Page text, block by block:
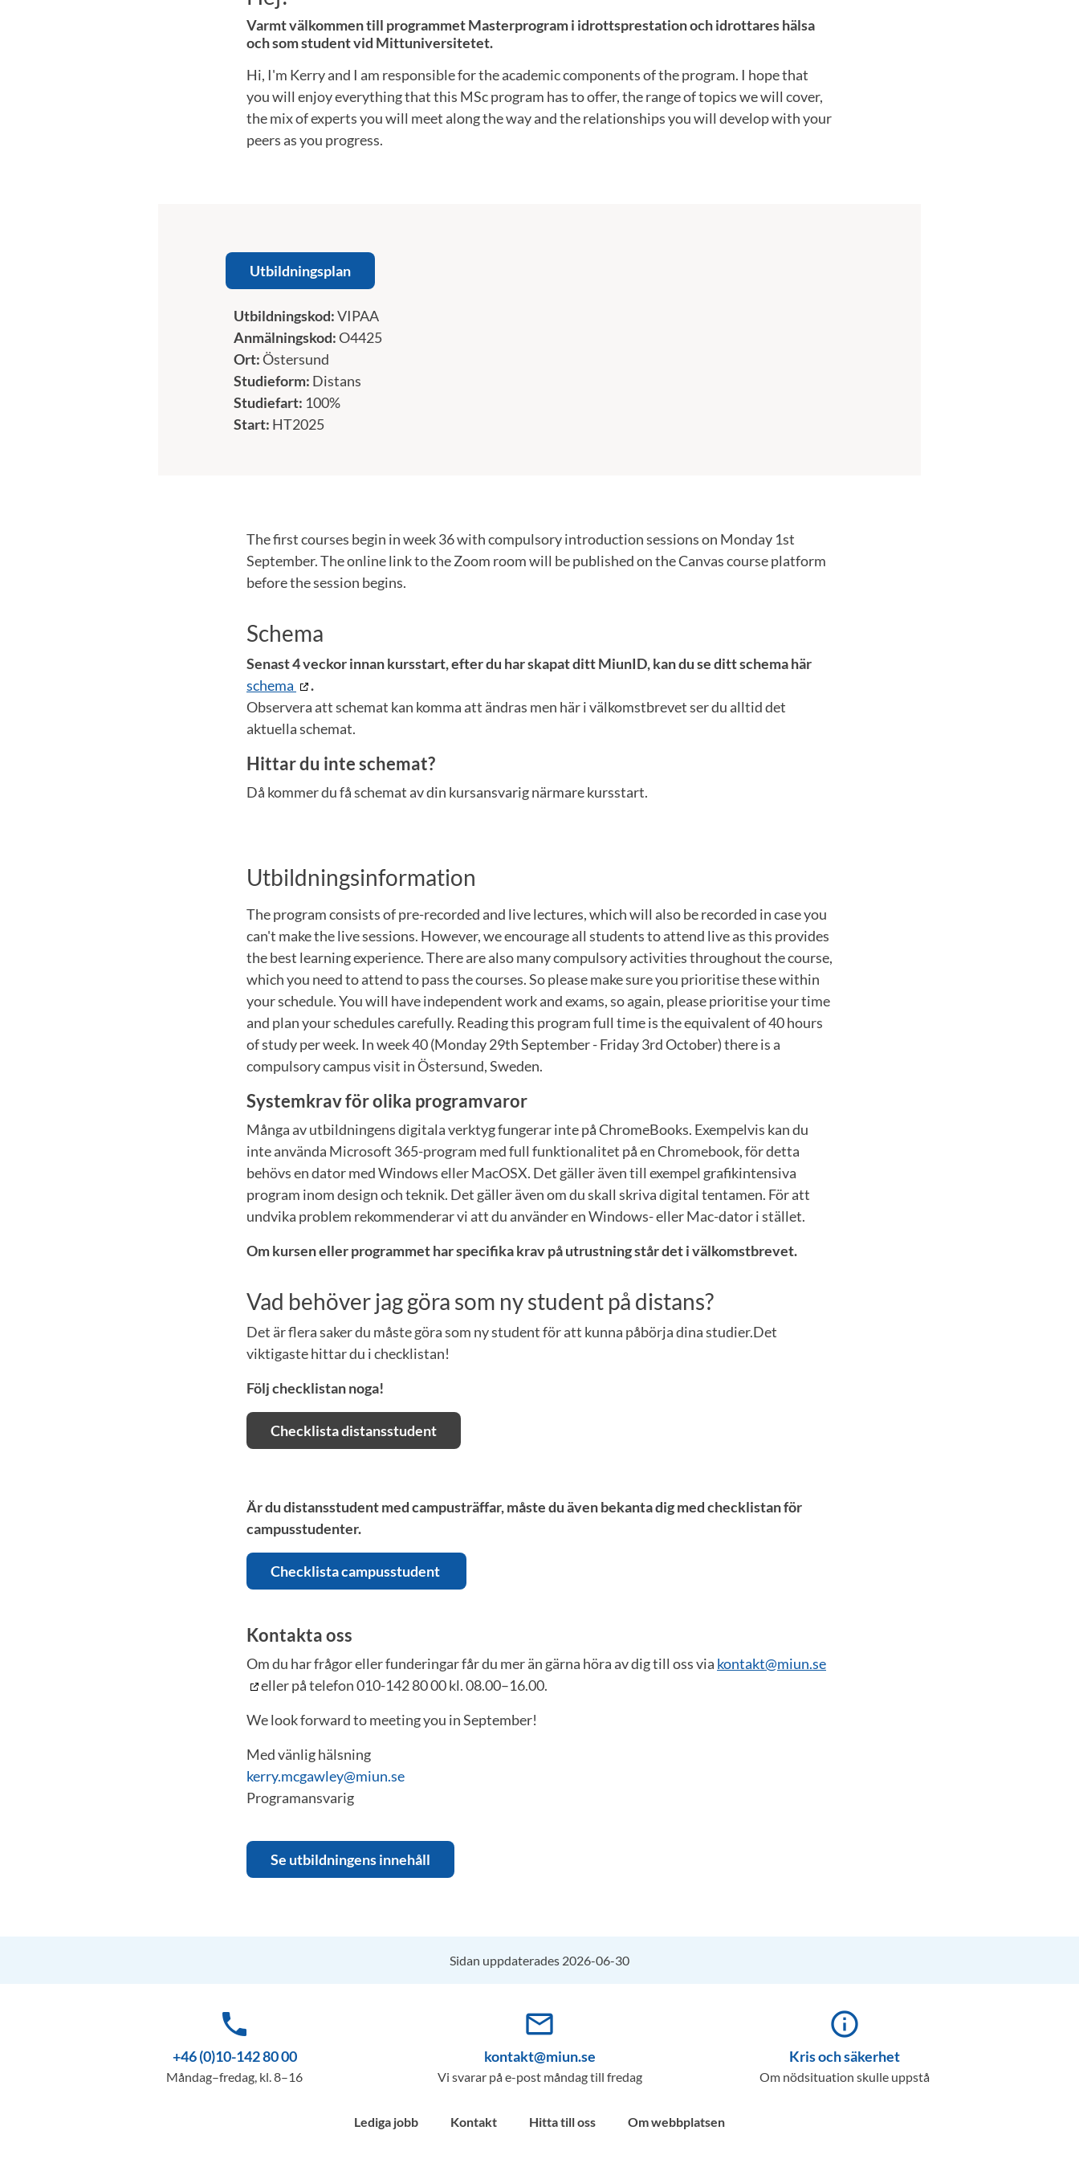
Varmt välkommen till programmet Masterprogram i idrottsprestation och idrottares hälsa
och som student vid Mittuniversitetet.
Hi, I'm Kerry and I am responsible for the academic components of the program. I hope that
you will enjoy everything that this MSc program has to offer, the range of topics we will cover,
the mix of experts you will meet along the way and the relationships you will develop with your
peers as you progress.
Utbildningsplan
Utbildningskod:VIPAA
Anmälningskod:O4425
Ort:Östersund
Studieform: Distans
Studiefart: 100%
Start: HT2025
The first courses begin in week 36 with compulsory introduction sessions on Monday 1st
September. The online link to the Zoom room will be published on the Canvas course platform
before the session begins.
Schema
Senast 4 veckor innan kursstart, efter du har skapat ditt MiunID, kan du se ditt schema här
schema
.
Observera att schemat kan komma att ändras men här i välkomstbrevet ser du alltid det
aktuella schemat.
Hittar du inte schemat?
Då kommer du få schemat av din kursansvarig närmare kursstart.
Utbildningsinformation
The program consists of pre-recorded and live lectures, which will also be recorded in case you
can't make the live sessions. However, we encourage all students to attend live as this provides
the best learning experience. There are also many compulsory activities throughout the course,
which you need to attend to pass the courses. So please make sure you prioritise these within
your schedule. You will have independent work and exams, so again, please prioritise your time
and plan your schedules carefully. Reading this program full time is the equivalent of 40 hours
of study per week. In week 40 (Monday 29th September - Friday 3rd October) there is a
compulsory campus visit in Östersund, Sweden.
Systemkrav för olika programvaror
Många av utbildningens digitala verktyg fungerar inte på ChromeBooks. Exempelvis kan du
inte använda Microsoft 365-program med full funktionalitet på en Chromebook, för detta
behövs en dator med Windows eller MacOSX. Det gäller även till exempel grafikintensiva
program inom design och teknik. Det gäller även om du skall skriva digital tentamen. För att
undvika problem rekommenderar vi att du använder en Windows- eller Mac-dator i stället.
Om kursen eller programmet har specifika krav på utrustning står det i välkomstbrevet.
Vad behöver jag göra som ny student på distans?
Det är flera saker du måste göra som ny student för att kunna påbörja dina studier.Det
viktigaste hittar du i checklistan!
Följ checklistan noga!
Checklista distansstudent
Är du distansstudent med campusträffar, måste du även bekanta dig med checklistan för
campusstudenter.
Checklista campusstudent
Kontakta oss
Om du har frågor eller funderingar får du mer än gärna höra av dig till oss via kontakt@miun.se
eller på telefon 010-142 80 00 kl. 08.00–16.00.
We look forward to meeting you in September!
Med vänlig hälsning
kerry.mcgawley@miun.se
Programansvarig
Se utbildningens innehåll
Sidan uppdaterades 2026-06-30
phone
+46 (0)10-142 80 00
Måndag–fredag, kl. 8–16
mail_outline
kontakt@miun.se
Vi svarar på e-post måndag till fredag
info_outline
Kris och säkerhet
Om nödsituation skulle uppstå
Lediga jobb Kontakt Hitta till oss Om webbplatsen